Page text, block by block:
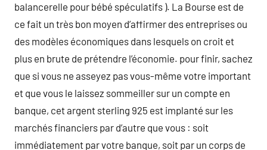
balancerelle pour bébé spéculatifs ). La Bourse est de
ce fait un très bon moyen d’affirmer des entreprises ou
des modèles économiques dans lesquels on croit et
plus en brute de prétendre l’économie. pour finir, sachez
que si vous ne asseyez pas vous-même votre important
et que vous le laissez sommeiller sur un compte en
banque, cet argent sterling 925 est implanté sur les
marchés financiers par d’autre que vous : soit
immédiatement par votre banque, soit par un corps de